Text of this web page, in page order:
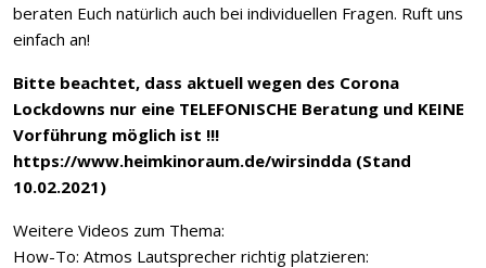
beraten Euch natürlich auch bei individuellen Fragen. Ruft uns
einfach an!
Bitte beachtet, dass aktuell wegen des Corona
Lockdowns nur eine TELEFONISCHE Beratung und KEINE
Vorführung möglich ist !!!
https://www.heimkinoraum.de/wirsindda (Stand
10.02.2021)
Weitere Videos zum Thema:
How-To: Atmos Lautsprecher richtig platzieren: